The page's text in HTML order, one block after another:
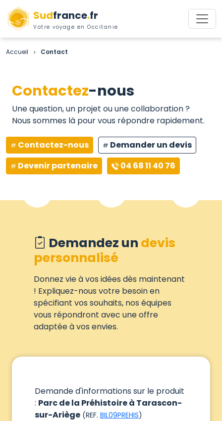
Sudfrance.fr
Votre voyage en Occitanie
Accueil > Contact
Contactez-nous
Une question, un projet ou une collaboration ?
Nous sommes là pour vous répondre rapidement.
Contactez-nous
Demander un devis
Devenir partenaire
04 68 11 40 76
Demandez un devis
personnalisé
Donnez vie à vos idées dès maintenant
! Expliquez-nous votre besoin en
spécifiant vos souhaits, nos équipes
vous répondront avec une offre
adaptée à vos envies.
Demande d'informations sur le produit
: Parc de la Préhistoire à Tarascon-
sur-Ariège (REF. BIL09PREHIS)